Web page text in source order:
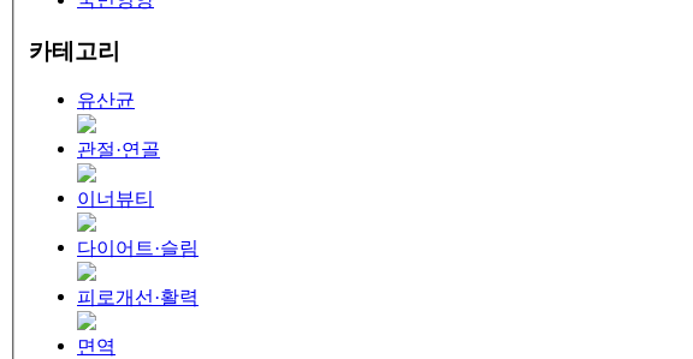
카테고리
유산균
관절·연골
이너뷰티
다이어트·슬림
피로개선·활력
면역